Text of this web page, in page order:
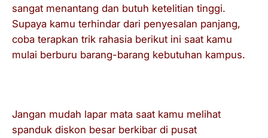
sangat menantang dan butuh ketelitian tinggi.
Supaya kamu terhindar dari penyesalan panjang,
coba terapkan trik rahasia berikut ini saat kamu
mulai berburu barang-barang kebutuhan kampus.
Jangan mudah lapar mata saat kamu melihat
spanduk diskon besar berkibar di pusat